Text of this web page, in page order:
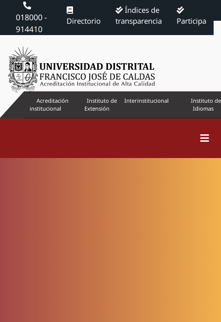
018000 -
914410
Directorio
Índices de
transparencia
Participa
Acreditación
institucional
Instituto de
Extensión
Interinstitucional
Instituto de
Idiomas